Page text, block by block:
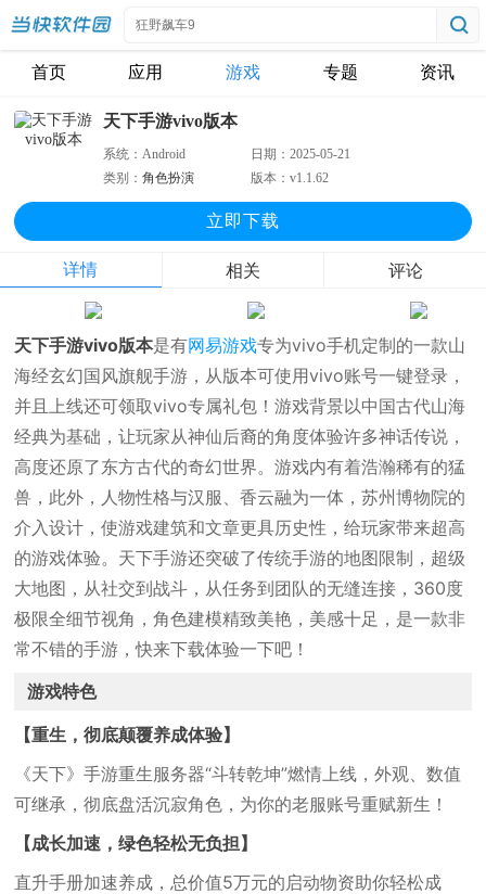
首页 应用 游戏 专题 资讯
天下手游vivo版本
系统：Android 日期：2025-05-21
类别：角色扮演 版本：v1.1.62
立即下载
详情 相关 评论
天下手游vivo版本是有网易游戏专为vivo手机定制的一款山
海经玄幻国风旗舰手游，从版本可使用vivo账号一键登录，
并且上线还可领取vivo专属礼包！游戏背景以中国古代山海
经典为基础，让玩家从神仙后裔的角度体验许多神话传说，
高度还原了东方古代的奇幻世界。游戏内有着浩瀚稀有的猛
兽，此外，人物性格与汉服、香云融为一体，苏州博物院的
介入设计，使游戏建筑和文章更具历史性，给玩家带来超高
的游戏体验。天下手游还突破了传统手游的地图限制，超级
大地图，从社交到战斗，从任务到团队的无缝连接，360度
极限全细节视角，角色建模精致美艳，美感十足，是一款非
常不错的手游，快来下载体验一下吧！
游戏特色
【重生，彻底颠覆养成体验】
《天下》手游重生服务器“斗转乾坤”燃情上线，外观、数值
可继承，彻底盘活沉寂角色，为你的老服账号重赋新生！
【成长加速，绿色轻松无负担】
直升手册加速养成，总价值5万元的启动物资助你轻松成